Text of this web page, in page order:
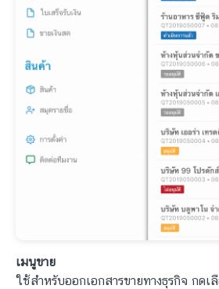
เมนูขาย
ใช้สำหรับออกเอกสารขายทางธุรกิจ กดเ